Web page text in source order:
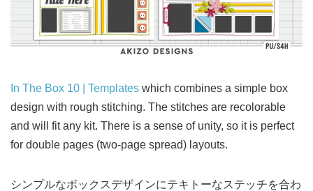
In The Box 10 | Templates which combines a simple box
design with rough stitching. The stitches are recolorable
and will fit any kit. There is a sense of unity, so it is perfect
for double pages (two-page spread) layouts.
シンプルなボックスデザインにテキトーなステッチを合わ